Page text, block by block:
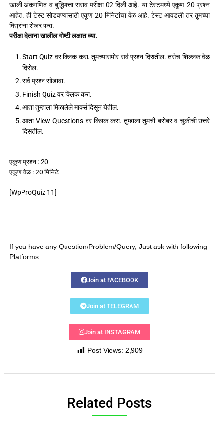
खाली अंकगणित व बुद्धिमत्ता सराव परीक्षा 02 दिली आहे. या टेस्टमध्ये एकूण 20 प्रश्न
आहेत. ही टेस्ट सोडवण्यासाठी एकूण 20 मिनिटांचा वेळ आहे. टेस्ट आवडली तर तुमच्या
मित्रांना शेअर करा.
परीक्षा देताना खालील गोष्टी लक्षात घ्या.
Start Quiz वर क्लिक करा. तुमच्यासमोर सर्व प्रश्न दिसतील. तसेच शिल्लक वेळ
दिसेल.
सर्व प्रश्न सोडावा.
Finish Quiz वर क्लिक करा.
आता तुम्हाला मिळालेले मार्क्स दिसून येतील.
आता View Questions वर क्लिक करा. तुम्हाला तुमची बरोबर व चुकीची उत्तरे
दिसतील.
एकूण प्रश्न : 20
एकूण वेळ : 20 मिनिटे
[WpProQuiz 11]
If you have any Question/Problem/Query, Just ask with following
Platforms.
Join at FACEBOOK
Join at TELEGRAM
Join at INSTAGRAM
Post Views: 2,909
Related Posts